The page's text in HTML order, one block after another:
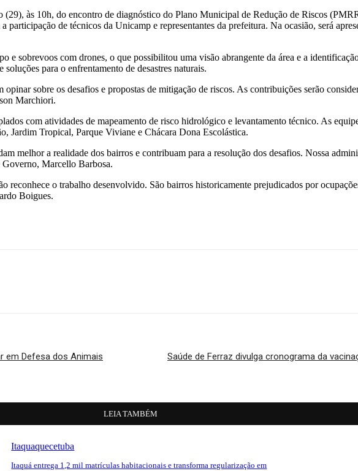
às 10h, do encontro de diagnóstico do Plano Municipal de Redução de Riscos
de técnicos da Unicamp e representantes da prefeitura. Na ocasião, será
e sobrevoos com drones, o que possibilitou uma visão abrangente da área e a
para o enfrentamento de desastres naturais.
sobre os desafios e propostas de mitigação de riscos. As contribuições serão
Marchiori.
com atividades de mapeamento de risco hidrológico e levantamento técnico. As
Jardim Tropical, Parque Viviane e Chácara Dona Escolástica.
melhor a realidade dos bairros e contribuam para a resolução dos desafios. Nossa
Governo, Marcello Barbosa.
reconhece o trabalho desenvolvido. São bairros historicamente prejudicados por
Boigues.
em Defesa dos Animais
Saúde de Ferraz divulga cronograma da
LEIA TAMBÉM
Itaquaquecetuba
Itaquá entrega 1,2 mil matrículas habitacionais e transforma regularização em